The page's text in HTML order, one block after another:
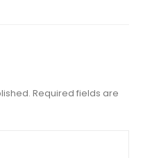
Required fields are